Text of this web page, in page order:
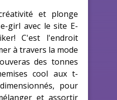
et plonge
girl avec le site E-
C'est l'endroit
à travers la mode
des tonnes
cool aux t-
pour
et assortir